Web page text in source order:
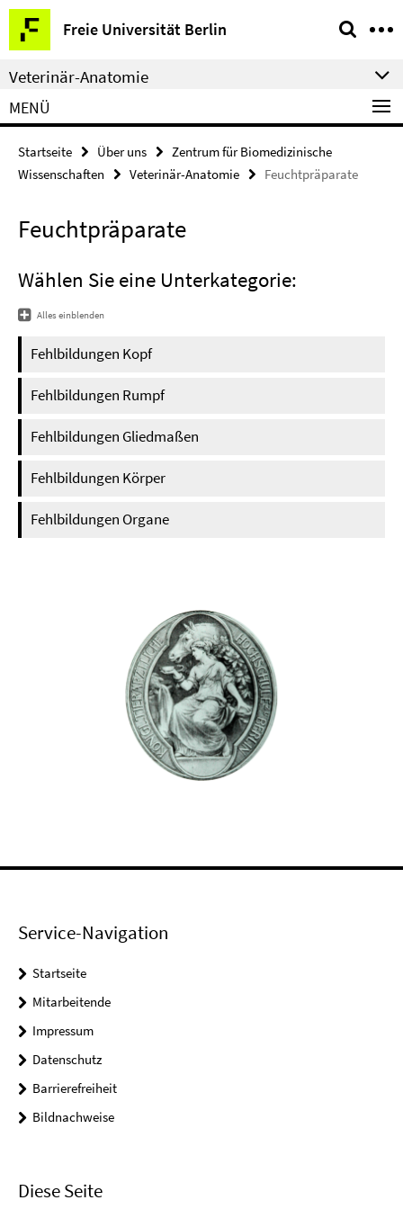
Springe
direkt
zu
Inhalt
Freie Universität Berlin
Service-
Navigation
Veterinär-Anatomie
MENÜ
Startseite Über uns
Zentrum für Biomedizinische
Wissenschaften
Veterinär-Anatomie Feuchtpräparate
Feuchtpräparate
Wählen Sie eine Unterkategorie:
Alles einblenden
Fehlbildungen Kopf
Fehlbildungen Rumpf
Fehlbildungen Gliedmaßen
Fehlbildungen Körper
Fehlbildungen Organe
Service-Navigation
Startseite
Mitarbeitende
Impressum
Datenschutz
Barrierefreiheit
Bildnachweise
Diese Seite